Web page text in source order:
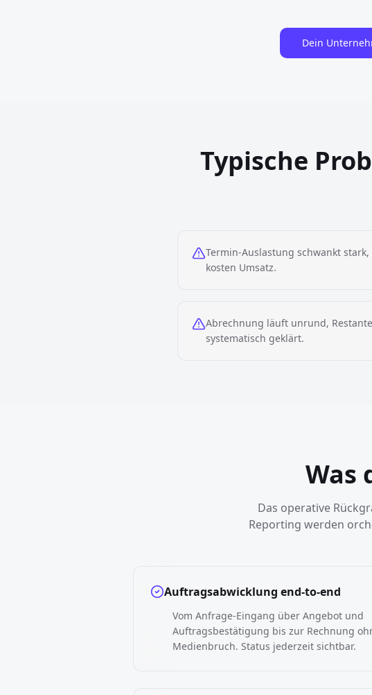
Dein
Typische
Termin-Auslastung schwankt stark,
kosten Umsatz.
Abrechnung läuft unrund,
systematisch geklärt.
Was
Das operative
Reporting werden
Auftragsabwicklung end-to-end
Vom Anfrage-Eingang über Angebot und
Auftragsbestätigung bis zur Rechnung
Medienbruch. Status jederzeit sichtbar.